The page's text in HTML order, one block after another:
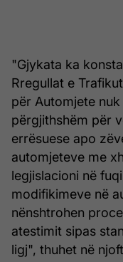
"Gjykata ka
Rregullat e
për Automjete
përgjithshëm për
errësuese apo
automjeteve me
legjislacioni në
modifikimeve në
nënshtrohen
atestimit sipas
ligj", thuhet në